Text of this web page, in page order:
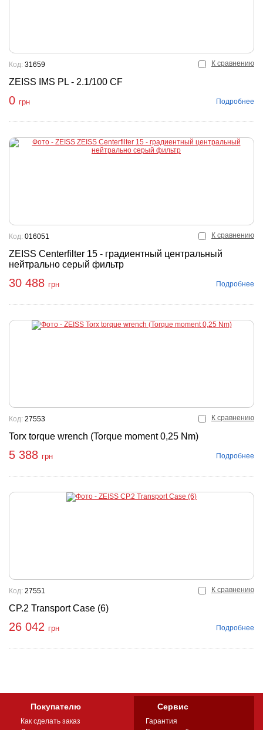
К сравнению
ZEISS IMS PL - 2.1/100 CF
Код: 31659
0 грн Подробнее
К сравнению
ZEISS Centerfilter 15 - градиентный центральный
нейтрально серый фильтр
Код: 016051
30 488 грн Подробнее
К сравнению
Torx torque wrench (Torque moment 0,25 Nm)
Код: 27553
5 388 грн Подробнее
К сравнению
CP.2 Transport Case (6)
Код: 27551
26 042 грн Подробнее
Покупателю
Как сделать заказ
Сервис
Гарантия